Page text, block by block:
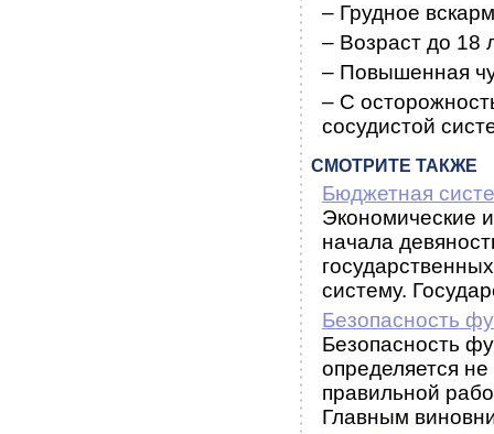
– Грудное
– Возраст до 18
– Повышенная
– С
сосудистой
СМОТРИТЕ ТАКЖЕ
Бюджетная
Экономические
начала
систему.
Безопасность
Безопасность
определяется
правильной
Главным